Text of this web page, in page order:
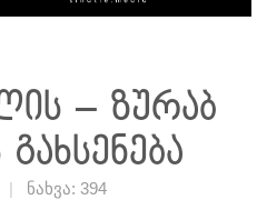
– ზურაბ
ნახვა: 394